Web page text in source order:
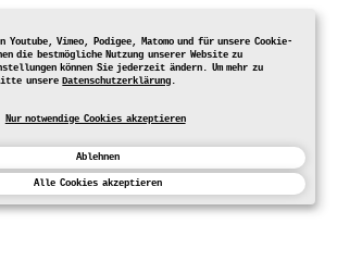
Youtube, Vimeo, Podigee, Matomo und für unsere Cookie-
die bestmögliche Nutzung unserer Website zu
können Sie jederzeit ändern. Um mehr zu
unsereDatenschutzerklärung.
Nur notwendige Cookies akzeptieren
Ablehnen
Alle Cookies akzeptieren